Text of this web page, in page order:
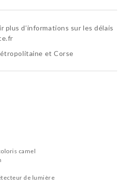
d’informations sur les délais
et Corse
camel
de lumière